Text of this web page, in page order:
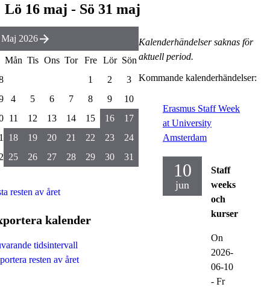
Lö 16 maj - Sö 31 maj
Kalenderhändelser saknas för
aktuell period.
Kommande kalenderhändelser:
Erasmus Staff Week
at University
Amsterdam
10
jun
Staff
weeks
och
kurser
On
2026-
06-10
- Fr
Maj 2026
Mån Tis Ons Tor Fre Lör Sön
1 2
3
4 5 6 7 8 9
10
11 12 13 14 15 16
17
18 19 20 21 22 23
24
25 26 27 28 29 30 31
resten av året
kalender
tidsintervall
resten av året